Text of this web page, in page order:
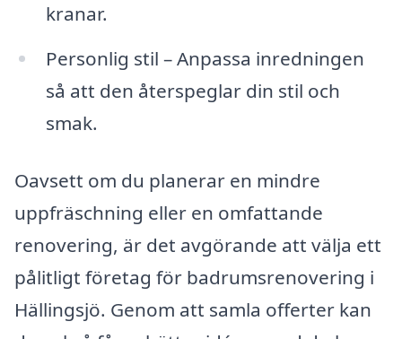
kranar.
Personlig stil – Anpassa inredningen
så att den återspeglar din stil och
smak.
Oavsett om du planerar en mindre
uppfräschning eller en omfattande
renovering, är det avgörande att välja ett
pålitligt företag för badrumsrenovering i
Hällingsjö. Genom att samla offerter kan